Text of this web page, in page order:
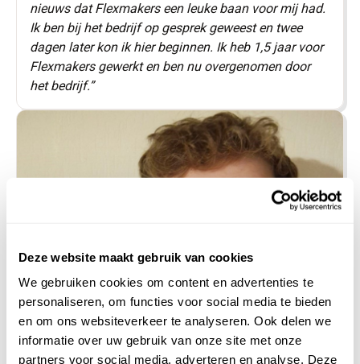
Deze website maakt gebruik van cookies
We gebruiken cookies om content en advertenties te
personaliseren, om functies voor social media te bieden
en om ons websiteverkeer te analyseren. Ook delen we
informatie over uw gebruik van onze site met onze
partners voor social media, adverteren en analyse. Deze
nieuws dat Flexmakers een leuke baan voor mij had.
Ik ben bij het bedrijf op gesprek geweest en twee
dagen later kon ik hier beginnen. Ik heb 1,5 jaar voor
Flexmakers gewerkt en ben nu overgenomen door
het bedrijf.”